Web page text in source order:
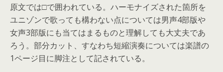
原文では□で囲われている。ハーモナイズされた箇所を
ユニゾンで歌っても構わない点については男声4部版や
女声3部版にも当てはまるものと理解しても大丈夫であ
ろう。部分カット、すなわち短縮演奏については楽譜の
1ページ目に脚注として記されている。